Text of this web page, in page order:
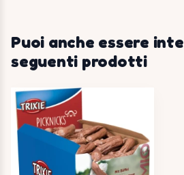
Puoi anche essere
seguenti prodotti